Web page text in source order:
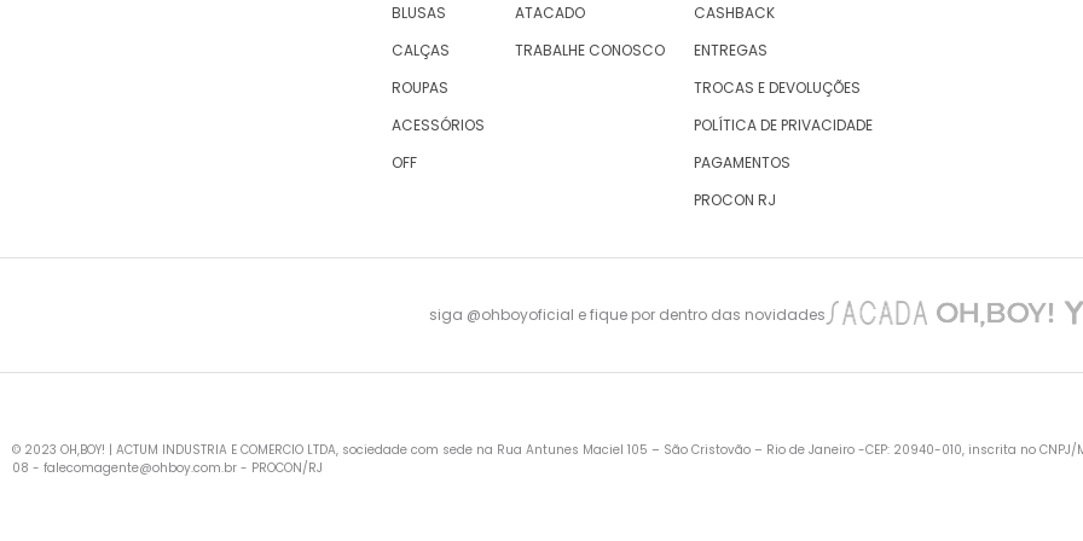
BLUSAS
CALÇAS
ROUPAS
ACESSÓRIOS
OFF
ATACADO
TRABALHE CONOSCO
CASHBACK
ENTREGAS
TROCAS E DEVOLUÇÕES
POLÍTICA DE PRIVACIDADE
PAGAMENTOS
PROCON RJ
siga @ohboyoficial e fique por dentro das novidades
© 2023 OH,BOY! | ACTUM INDUSTRIA E COMERCIO LTDA, sociedade com sede na Rua Antunes Maciel 105 – São Cristovão – Rio de Janeiro -CEP: 20940-010, inscrita no
08 - falecomagente@ohboy.com.br - PROCON/RJ